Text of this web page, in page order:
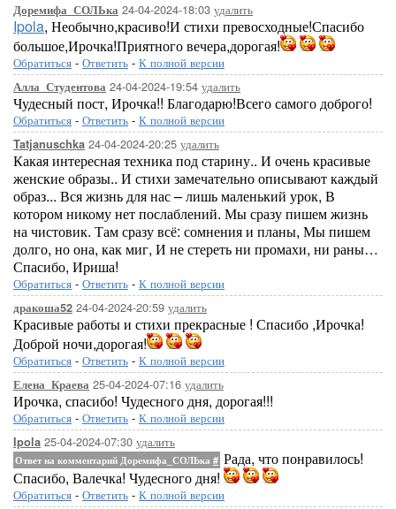
Доремифа_СОЛЬка 24-04-2024-18:03 удалить
Ipola, Необычно,красиво!И стихи превосходные!Спасибо
большое,Ирочка!Приятного вечера,дорогая!
Обратиться - Ответить - К полной версии
Алла_Студентова 24-04-2024-19:54 удалить
Чудесный пост, Ирочка!! Благодарю!Всего самого доброго!
Обратиться - Ответить - К полной версии
Tatjanuschka 24-04-2024-20:25 удалить
Какая интересная техника под старину.. И очень красивые
женские образы.. И стихи замечательно описывают каждый
образ... Вся жизнь для нас – лишь маленький урок, В
котором никому нет послаблений. Мы сразу пишем жизнь
на чистовик. Там сразу всё: сомнения и планы, Мы пишем
долго, но она, как миг, И не стереть ни промахи, ни раны…
Спасибо, Ириша!
Обратиться - Ответить - К полной версии
дракоша52 24-04-2024-20:59 удалить
Красивые работы и стихи прекрасные ! Спасибо ,Ирочка!
Доброй ночи,дорогая!
Обратиться - Ответить - К полной версии
Елена_Краева 25-04-2024-07:16 удалить
Ирочка, спасибо! Чудесного дня, дорогая!!!
Обратиться - Ответить - К полной версии
Ipola 25-04-2024-07:30 удалить
Ответ на комментарий Доремифа_СОЛЬка # Рада, что понравилось!
Спасибо, Валечка! Чудесного дня!
Обратиться - Ответить - К полной версии